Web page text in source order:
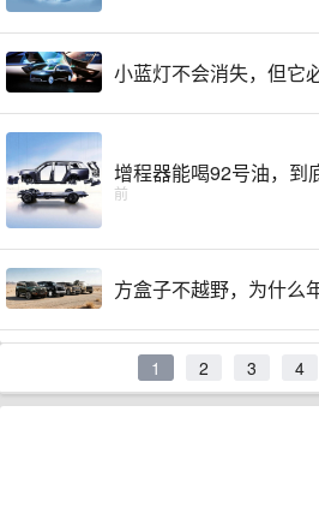
小蓝灯不会消失，但它
增程器能喝92号油，到
前
方盒子不越野，为什么
1 2 3 4